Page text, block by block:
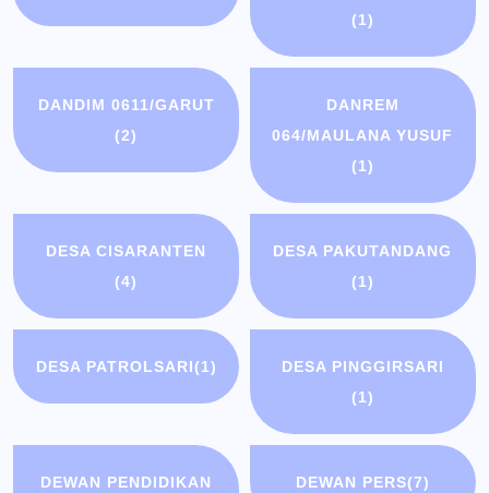
(1)
DANDIM 0611/GARUT
(2)
DANREM
064/MAULANA YUSUF
(1)
DESA CISARANTEN
(4)
DESA PAKUTANDANG
(1)
DESA PATROLSARI(1)
DESA PINGGIRSARI
(1)
DEWAN PENDIDIKAN
DEWAN PERS(7)